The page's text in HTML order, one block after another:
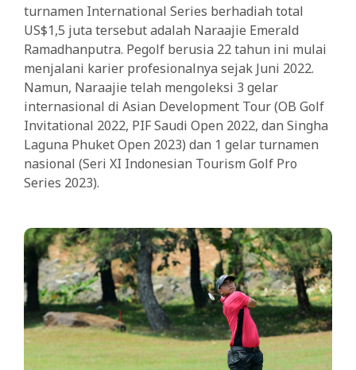
turnamen International Series berhadiah total
US$1,5 juta tersebut adalah Naraajie Emerald
Ramadhanputra. Pegolf berusia 22 tahun ini mulai
menjalani karier profesionalnya sejak Juni 2022.
Namun, Naraajie telah mengoleksi 3 gelar
internasional di Asian Development Tour (OB Golf
Invitational 2022, PIF Saudi Open 2022, dan Singha
Laguna Phuket Open 2023) dan 1 gelar turnamen
nasional (Seri XI Indonesian Tourism Golf Pro
Series 2023).